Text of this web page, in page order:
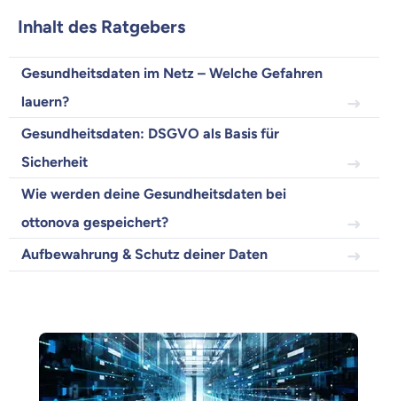
Inhalt des Ratgebers
Gesundheitsdaten im Netz – Welche Gefahren
lauern?
Gesundheitsdaten: DSGVO als Basis für
Sicherheit
Wie werden deine Gesundheitsdaten bei
ottonova gespeichert?
Aufbewahrung & Schutz deiner Daten
Objektive und faire Beratung
Wir möchten, dass du dich aus Überzeugung für
uns entscheidest.
Vergleich mit anderen Tarifen am Markt
Wir helfen dir dabei Unterschiede in
Versicherungen zu verstehen
Wozu dürfen wir dich beraten?
Versicherungsprodukt wählen